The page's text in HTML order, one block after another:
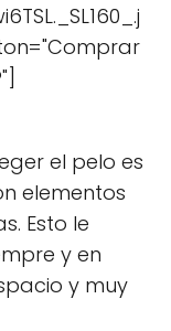
el pelo es
elementos
Esto le
y en
y muy